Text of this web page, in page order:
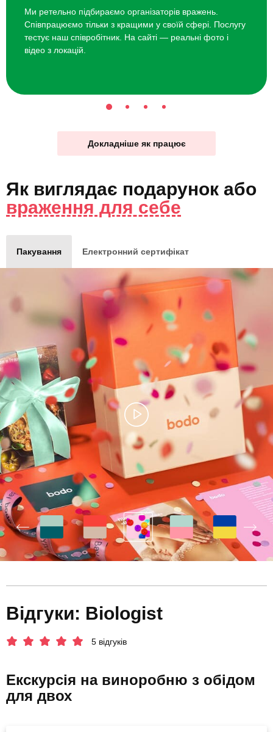
Ми ретельно підбираємо організаторів вражень.
Співпрацюємо тільки з кращими у своїй сфері. Послугу
тестує наш співробітник. На сайті — реальні фото і
відео з локацій.
Докладніше як працює
Як виглядає подарунок або
враження для себе
Пакування Електронний сертифікат
Відгуки: Biologist
5 відгуків
Екскурсія на виноробню з обідом
для двох